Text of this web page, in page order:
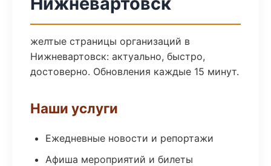
желтые страницы организаций в
Нижневартовск: актуально, быстро,
достоверно. Обновления каждые 15 минут.
Наши услуги
Ежедневные новости и репортажи
Афиша мероприятий и билеты